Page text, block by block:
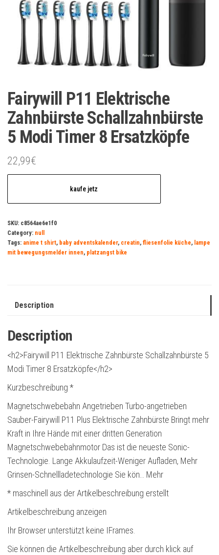
Fairywill P11 Elektrische
Zahnbürste Schallzahnbürste
5 Modi Timer 8 Ersatzköpfe
22,99€
kaufe jetz
SKU: c8564ae6e1f0
Category: null
Tags: anime t shirt, baby adventskalender, creatin, fliesenfolie küche, lampe
mit bewegungsmelder innen, platzangst bike
Description
Description
<h2>Fairywill P11 Elektrische Zahnbürste Schallzahnbürste 5
Modi Timer 8 Ersatzköpfe</h2>
Kurzbeschreibung *
Magnetschwebebahn Angetrieben Turbo-angetrieben
Sauber-Fairywill P11 Plus Elektrische Zahnbürste Bringt mehr
Kraft in Ihre Hände mit einer dritten Generation
Magnetschwebebahnmotor Das ist die neueste Sonic-
Technologie. Lange Akkulaufzeit-Weniger Aufladen, Mehr
Grinsen-Schnellladetechnologie Sie kön… Mehr
* maschinell aus der Artikelbeschreibung erstellt
Artikelbeschreibung anzeigen
Ihr Browser unterstützt keine IFrames.
Sie können die Artikelbeschreibung aber durch klick auf